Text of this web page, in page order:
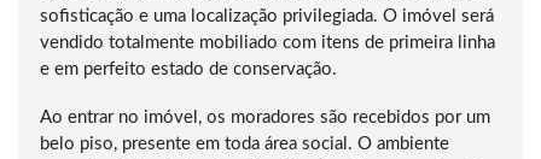
sofisticação e uma localização privilegiada. O imóvel será
vendido totalmente mobiliado com itens de primeira linha
e em perfeito estado de conservação.
Ao entrar no imóvel, os moradores são recebidos por um
belo piso, presente em toda área social. O ambiente